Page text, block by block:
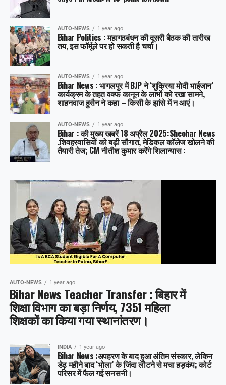
AUTO-NEWS 1 year ago
Bihar Politics : महागठबंधन की दूसरी बैठक की तारीख
तय, इस फॉर्मूले पर हो सकती है चर्चा।
AUTO-NEWS 1 year ago
Bihar News : भागलपुर में BJP ने ‘शुक्रिया मोदी भाईजान’
कार्यक्रम के तहत वक्फ कानून के लाभों को रखा सामने,
शाहनवाज हुसैन ने कहा – किसी के झांसे में न आएं।
AUTO-NEWS 1 year ago
Bihar : की मुख्य खबरें 18 अप्रैल 2025:Sheohar News
.शिवहरवासियों को बड़ी सौगात, मेडिकल कॉलेज खोलने की
तैयारी तेज; CM नीतीश कुमार करेंगे शिलान्यास :
AUTO-NEWS 1 year ago
Bihar News Teacher Transfer : बिहार में
शिक्षा विभाग का बड़ा निर्णय, 7351 महिला
शिक्षकों का किया गया स्थानांतरण।
INDIA 1 year ago
Bihar News :अपहरण के बाद हुआ अंतिम संस्कार, लेकिन
डेढ़ महीने बाद ‘भोला’ के जिंदा लौटने से मचा हड़कंप; कोर्ट
परिसर में फैल गई सनसनी।